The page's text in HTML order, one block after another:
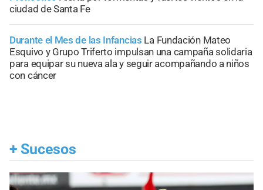
ciudad de Santa Fe
Durante el Mes de las Infancias La Fundación Mateo
Esquivo y Grupo Triferto impulsan una campaña solidaria
para equipar su nueva ala y seguir acompañando a niños
con cáncer
+ Sucesos